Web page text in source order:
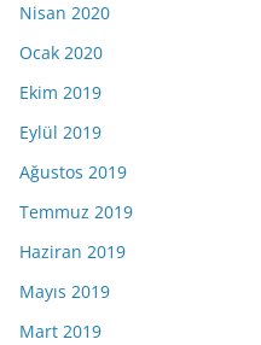
Nisan 2020
Ocak 2020
Ekim 2019
Eylül 2019
Ağustos 2019
Temmuz 2019
Haziran 2019
Mayıs 2019
Mart 2019